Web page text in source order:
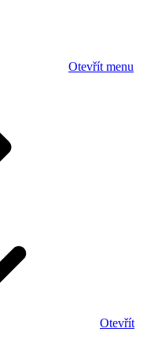
Otevřít menu
Otevřít